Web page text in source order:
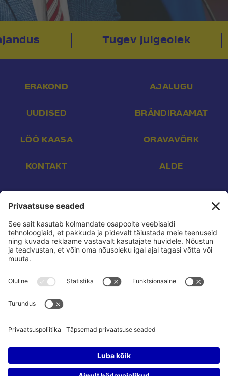
Tugev julgeolek
ERAKOND
UUDISED
LÖÖ KAASA
KONTAKT
AJALUGU
BRÄNDIRAAMAT
ORAVAVÕRK
ALDE
Aadress:
Endla 16, Tallinn 10142
Telefon: +372 507 3113
Konto nr: EE532200221002169472
Saaja: Eesti Reformierakond
Pank:
HABAEE2X
reform.ee kasutustingimused:
Privaatsusseaded: